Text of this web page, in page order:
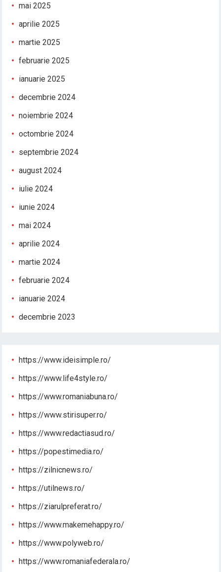
mai 2025
aprilie 2025
martie 2025
februarie 2025
ianuarie 2025
decembrie 2024
noiembrie 2024
octombrie 2024
septembrie 2024
august 2024
iulie 2024
iunie 2024
mai 2024
aprilie 2024
martie 2024
februarie 2024
ianuarie 2024
decembrie 2023
https://www.ideisimple.ro/
https://www.life4style.ro/
https://www.romaniabuna.ro/
https://www.stirisuper.ro/
https://www.redactiasud.ro/
https://popestimedia.ro/
https://zilnicnews.ro/
https://utilnews.ro/
https://ziarulpreferat.ro/
https://www.makemehappy.ro/
https://www.polyweb.ro/
https://www.romaniafederala.ro/